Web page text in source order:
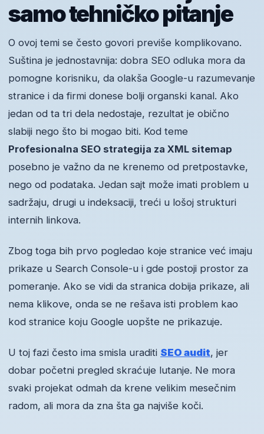
samo tehničko pitanje
O ovoj temi se često govori previše komplikovano.
Suština je jednostavnija: dobra SEO odluka mora da
pomogne korisniku, da olakša Google-u razumevanje
stranice i da firmi donese bolji organski kanal. Ako
jedan od ta tri dela nedostaje, rezultat je obično
slabiji nego što bi mogao biti. Kod teme
Profesionalna SEO strategija za XML sitemap
posebno je važno da ne krenemo od pretpostavke,
nego od podataka. Jedan sajt može imati problem u
sadržaju, drugi u indeksaciji, treći u lošoj strukturi
internih linkova.
Zbog toga bih prvo pogledao koje stranice već imaju
prikaze u Search Console-u i gde postoji prostor za
pomeranje. Ako se vidi da stranica dobija prikaze, ali
nema klikove, onda se ne rešava isti problem kao
kod stranice koju Google uopšte ne prikazuje.
U toj fazi često ima smisla uraditi SEO audit, jer
dobar početni pregled skraćuje lutanje. Ne mora
svaki projekat odmah da krene velikim mesečnim
radom, ali mora da zna šta ga najviše koči.